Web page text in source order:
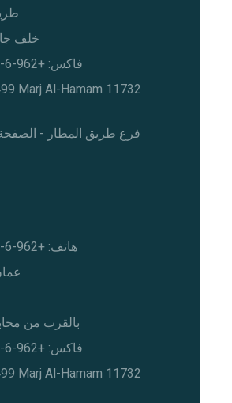
خلف
فاكس: +962-6-5732823
Marj Al-Hamam 11732
فرع طريق المطار - الصفحة
هاتف: +962-6-5511970
بالقرب من
فاكس: +962-6-5732823
Marj Al-Hamam 11732